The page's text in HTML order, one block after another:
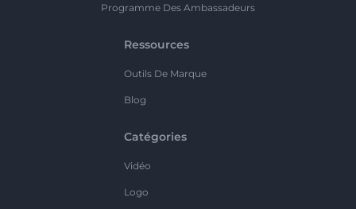
Programme Des Ambassadeurs
Ressources
Outils De Marque
Blog
Catégories
Vidéo
Logo